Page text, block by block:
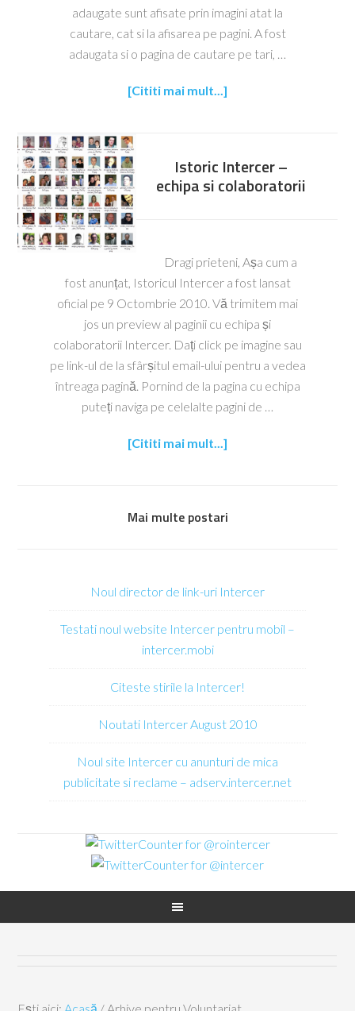
adaugate sunt afisate prin imagini atat la
cautare, cat si la afisarea pe pagini. A fost
adaugata si o pagina de cautare pe tari, …
[Cititi mai mult...]
Istoric Intercer –
echipa si colaboratorii
Dragi prieteni, Așa cum a
fost anunțat, Istoricul Intercer a fost lansat
oficial pe 9 Octombrie 2010. Vă trimitem mai
jos un preview al paginii cu echipa și
colaboratorii Intercer. Dați click pe imagine sau
pe link-ul de la sfârșitul email-ului pentru a vedea
întreaga pagină. Pornind de la pagina cu echipa
puteți naviga pe celelalte pagini de …
[Cititi mai mult...]
Mai multe postari
Noul director de link-uri Intercer
Testati noul website Intercer pentru mobil –
intercer.mobi
Citeste stirile la Intercer!
Noutati Intercer August 2010
Noul site Intercer cu anunturi de mica
publicitate si reclame – adserv.intercer.net